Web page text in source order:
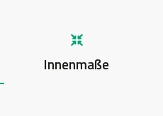
Innenmaße